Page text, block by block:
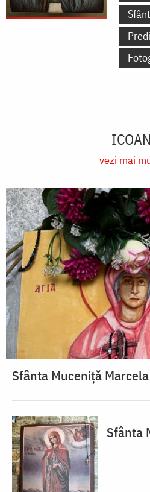
vezi mai
Sfânta Muceniță Marcela
Sfânta